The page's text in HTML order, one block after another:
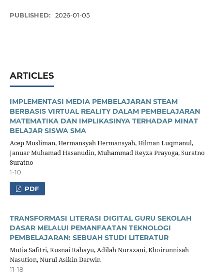
PUBLISHED: 2026-01-05
ARTICLES
IMPLEMENTASI MEDIA PEMBELAJARAN STEAM
BERBASIS VIRTUAL REALITY DALAM PEMBELAJARAN
MATEMATIKA DAN IMPLIKASINYA TERHADAP MINAT
BELAJAR SISWA SMA
Acep Musliman, Hermansyah Hermansyah, Hilman Luqmanul,
Januar Muhamad Hasanudin, Muhammad Reyza Prayoga, Suratno
Suratno
1-10
PDF
TRANSFORMASI LITERASI DIGITAL GURU SEKOLAH
DASAR MELALUI PEMANFAATAN TEKNOLOGI
PEMBELAJARAN: SEBUAH STUDI LITERATUR
Mutia Safitri, Rusnai Rahayu, Adilah Nurazani, Khoirunnisah
Nasution, Nurul Asikin Darwin
11-18